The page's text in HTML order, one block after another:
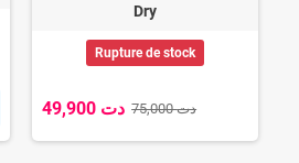
Dry
Rupture de stock
49,900 دت 75,000 دت